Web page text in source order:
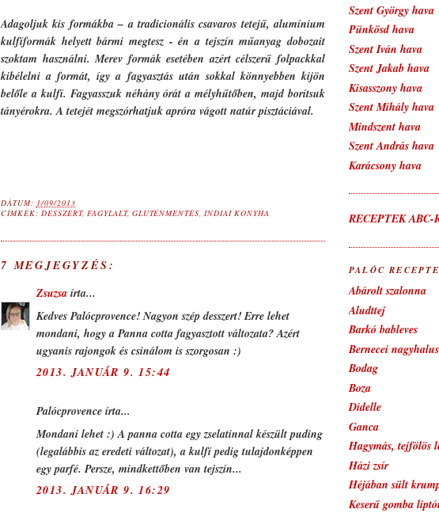
Adagoljuk kis formákba – a tradicionális csavaros tetejű, alumínium
kulfíformák helyett bármi megtesz - én a tejszín műanyag dobozait
szoktam használni. Merev formák esetében azért célszerű folpackkal
kibélelni a formát, így a fagyasztás után sokkal könnyebben kijön
belőle a kulfí. Fagyasszuk néhány órát a mélyhűtőben, majd borítsuk
tányérokra. A tetejét megszórhatjuk apróra vágott natúr pisztáciával.
DÁTUM: 1/09/2013
CÍMKÉK: DESSZERT, FAGYLALT, GLUTÉNMENTES ,INDIAI KONYHA
7 MEGJEGYZÉS:
Zsuzsa írta...
Kedves Palócprovence! Nagyon szép desszert! Erre lehet
mondani, hogy a Panna cotta fagyasztott változata? Azért
ugyanis rajongok és csinálom is szorgosan :)
2013. JANUÁR 9. 15:44
Palócprovence írta...
Mondani lehet :) A panna cotta egy zselatinnal készült puding
(legalábbis az eredeti változat), a kulfí pedig tulajdonképpen
egy parfé. Persze, mindkettőben van tejszín...
2013. JANUÁR 9. 16:29
Szent György hava
Pünkösd hava
Szent Iván hava
Szent Jakab hava
Kisasszony hava
Szent Mihály hava
Mindszent hava
Szent András hava
Karácsony hava
RECEPTEK ABC-
PALÓC
Abárolt szalonna
Aludttej
Barkó bableves
Bernecei
Bodag
Boza
Didelle
Ganca
Hagymás, tejfölös
Házi zsír
Héjában sült
Keserű gomba